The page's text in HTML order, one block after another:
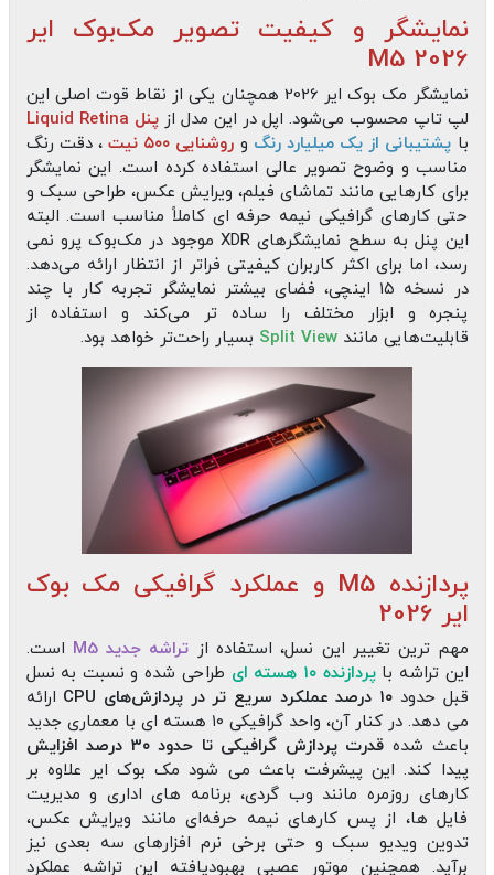
نمایشگر و کیفیت تصویر مک‌بوک ایر
2026 M5
نمایشگر مک‌ بوک ایر 2026 همچنان یکی از نقاط قوت اصلی این
لپ‌ تاپ محسوب می‌شود. اپل در این مدل از پنل Liquid Retina
با پشتیبانی از یک میلیارد رنگ و روشنایی ۵۰۰ نیت
، دقت رنگ
مناسب و وضوح تصویر عالی استفاده کرده است. این نمایشگر
برای کارهایی مانند تماشای فیلم، ویرایش عکس، طراحی سبک و
حتی کارهای گرافیکی نیمه‌ حرفه‌ ای کاملاً مناسب است. البته
این پنل به سطح نمایشگرهای XDR موجود در مک‌بوک پرو نمی‌
رسد، اما برای اکثر کاربران کیفیتی فراتر از انتظار ارائه می‌دهد.
در نسخه ۱۵ اینچی، فضای بیشتر نمایشگر تجربه کار با چند
پنجره و ابزار مختلف را ساده‌ تر می‌کند و استفاده از
قابلیت‌هایی مانندSplit View بسیار راحت‌تر خواهد بود.
پردازنده M5 و عملکرد گرافیکی مک بوک
ایر 2026
مهم‌ ترین تغییر این نسل، استفاده از تراشه جدید M5
است.
این تراشه باپردازنده ۱۰ هسته‌ ای
طراحی شده و نسبت به نسل
قبل حدود
ارائه
می‌ دهد. در کنار آن، واحد گرافیکی ۱۰ هسته‌ ای با معماری جدید
باعث شده قدرت پردازش گرافیکی تا حدود ۳۰ درصد افزایش
پیدا کند. این پیشرفت باعث می‌ شود مک‌ بوک ایر علاوه بر
کارهای روزمره مانند وب‌ گردی، برنامه‌ های اداری و مدیریت
فایل‌ ها، از پس کارهای نیمه‌ حرفه‌ای مانند ویرایش عکس،
تدوین ویدیو سبک و حتی برخی نرم‌ افزارهای سه‌ بعدی نیز
برآید. همچنین موتور عصبی بهبودیافته این تراشه عملکرد